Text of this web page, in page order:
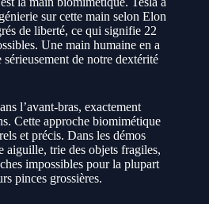
sur cette main selon Elon
de liberté, ce qui signifie 22
Une main humaine en a
de notre dextérité
l’avant-bras, exactement
Cette approche biomimétique
et précis. Dans les démos
trie des objets fragiles,
impossibles pour la plupart
pinces grossières.